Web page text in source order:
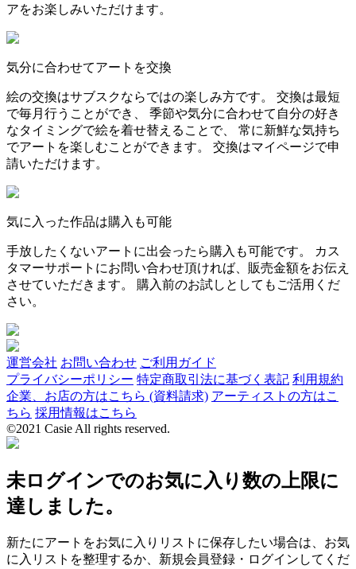
アをお楽しみいただけます。
気分に合わせてアートを交換
絵の交換はサブスクならではの楽しみ方です。 交換は最短
で毎月行うことができ、 季節や気分に合わせて自分の好き
なタイミングで絵を着せ替えることで、 常に新鮮な気持ち
でアートを楽しむことができます。 交換はマイページで申
請いただけます。
気に入った作品は購入も可能
手放したくないアートに出会ったら購入も可能です。 カス
タマーサポートにお問い合わせ頂ければ、販売金額をお伝え
させていただきます。 購入前のお試しとしてもご活用くだ
さい。
運営会社 お問い合わせ ご利用ガイド
プライバシーポリシー 特定商取引法に基づく表記 利用規約
企業、お店の方はこちら (資料請求) アーティストの方はこ
ちら 採用情報はこちら
©2021 Casie All rights reserved.
未ログインでのお気に入り数の上限に
達しました。
新たにアートをお気に入りリストに保存したい場合は、お気
に入リストを整理するか、新規会員登録・ログインしてくだ